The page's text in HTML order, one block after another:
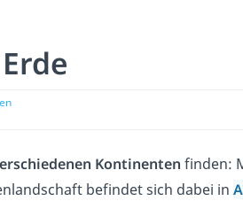
Kontinenten finden:
befindet sich dabei in